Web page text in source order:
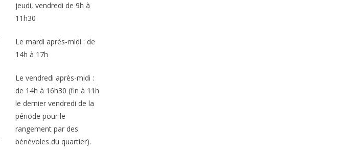
jeudi, vendredi de 9h à
11h30
Le mardi après-midi : de
14h à 17h
Le vendredi après-midi :
de 14h à 16h30 (fin à 11h
le dernier vendredi de la
période pour le
rangement par des
bénévoles du quartier).